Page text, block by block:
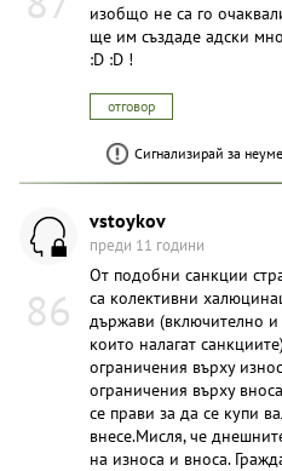
изобщо не са го
ще им създаде адски
:D :D !
отговор
Сигнализирай за
86
vstoykov
преди 11 години
От подобни санкции
са колективни
държави (включително
които налагат
ограничения върху
ограничения върху
се прави за да се купи
внесе.Мисля, че
на износа и вноса.